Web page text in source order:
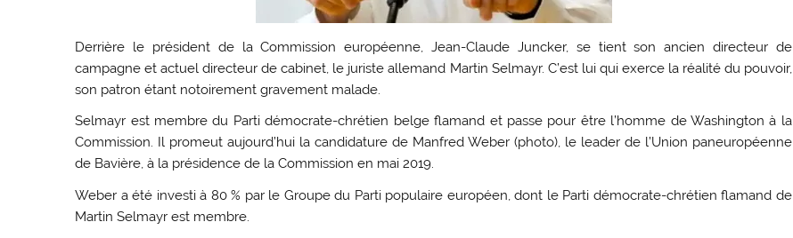
Derrière le président de la Commission européenne, Jean-Claude Juncker, se tient son ancien directeur de
campagne et actuel directeur de cabinet, le juriste allemand Martin Selmayr. C’est lui qui exerce la réalité du pouvoir,
son patron étant notoirement gravement malade.
Selmayr est membre du Parti démocrate-chrétien belge flamand et passe pour être l’homme de Washington à la
Commission. Il promeut aujourd’hui la candidature de Manfred Weber (photo), le leader de l’Union paneuropéenne
de Bavière, à la présidence de la Commission en mai 2019.
Weber a été investi à 80 % par le Groupe du Parti populaire européen, dont le Parti démocrate-chrétien flamand de
Martin Selmayr est membre.